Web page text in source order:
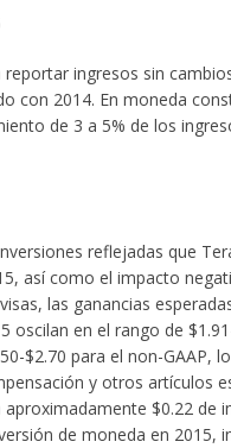
reportar ingresos sin
con 2014. En moneda
de 3 a 5% de los
reflejadas que
así como el impacto
las ganancias
oscilan en el rango de
$2.70 para el non-GAAP,
y otros artículos
aproximadamente $0.22 de
de moneda en 2015,